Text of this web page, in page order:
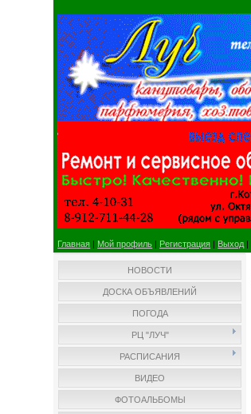
Главная | Мой профиль | Регистрация | Выход |
НОВОСТИ
ДОСКА ОБЪЯВЛЕНИЙ
ПОГОДА
РЦ "ЛУЧ"
РАСПИСАНИЯ
ВИДЕО
ФОТОАЛЬБОМЫ